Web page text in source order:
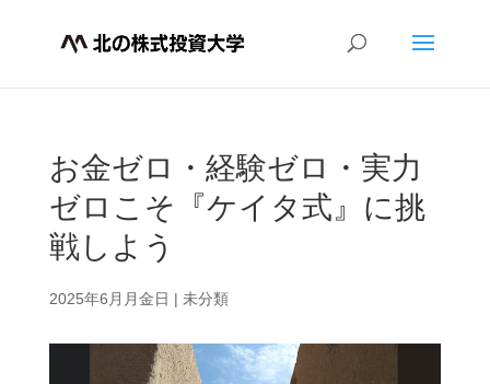
お金ゼロ・経験ゼロ・実力
ゼロこそ『ケイタ式』に挑
戦しよう
2025年6月月金日 | 未分類